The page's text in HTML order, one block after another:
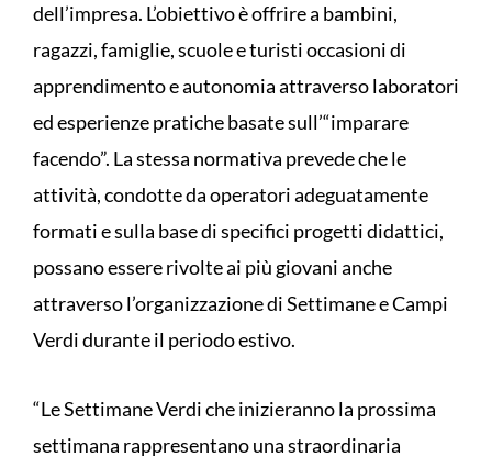
dell’impresa. L’obiettivo è offrire a bambini,
ragazzi, famiglie, scuole e turisti occasioni di
apprendimento e autonomia attraverso laboratori
ed esperienze pratiche basate sull’“imparare
facendo”. La stessa normativa prevede che le
attività, condotte da operatori adeguatamente
formati e sulla base di specifici progetti didattici,
possano essere rivolte ai più giovani anche
attraverso l’organizzazione di Settimane e Campi
Verdi durante il periodo estivo.
“Le Settimane Verdi che inizieranno la prossima
settimana rappresentano una straordinaria